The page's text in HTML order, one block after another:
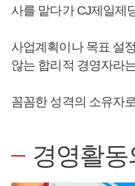
사를 맡다가 CJ제일제
사업계획이나 목표 설
않는 합리적 경영자라
꼼꼼한 성격의 소유자
경영활동